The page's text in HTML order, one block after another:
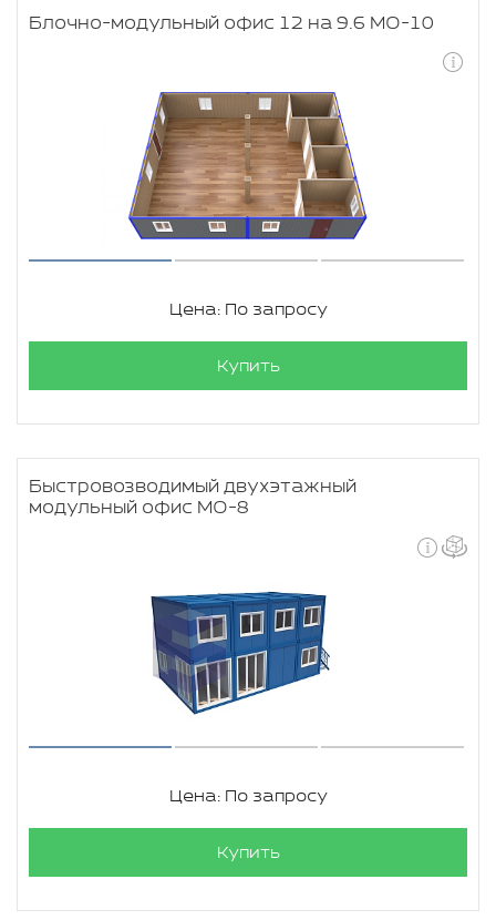
Блочно-модульный офис 12 на 9.6 МО-10
Цена: По запросу
Купить
Быстровозводимый двухэтажный
модульный офис МО-8
Цена: По запросу
Купить